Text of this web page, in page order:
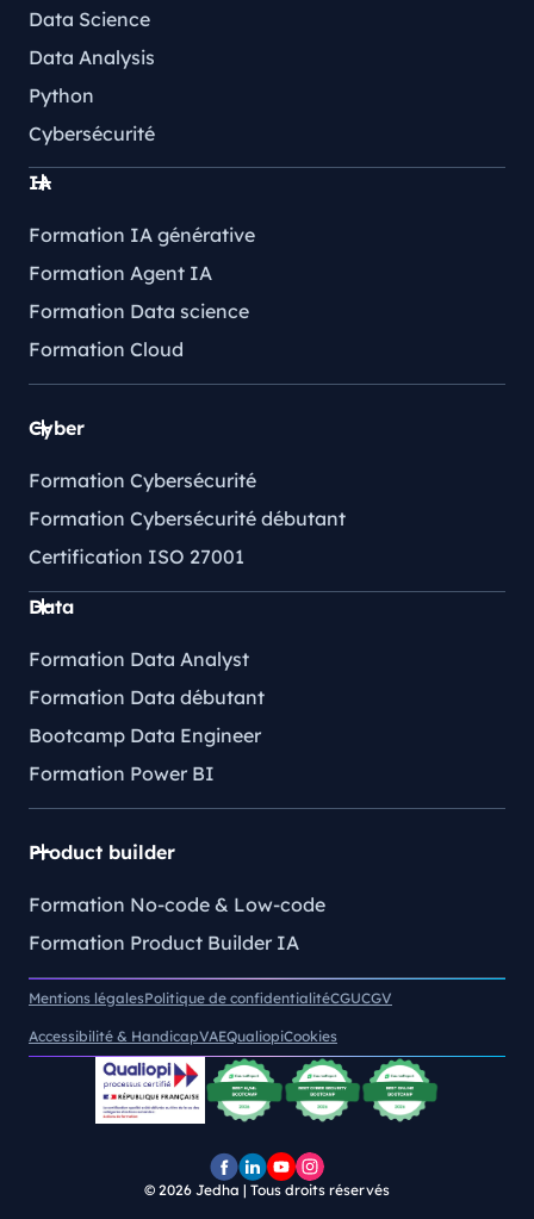
Data Science
Data Analysis
Python
Cybersécurité
IA
Formation IA générative
Formation Agent IA
Formation Data science
Formation Cloud
Cyber
Formation Cybersécurité
Formation Cybersécurité débutant
Certification ISO 27001
Data
Formation Data Analyst
Formation Data débutant
Bootcamp Data Engineer
Formation Power BI
Product builder
Formation No-code & Low-code
Formation Product Builder IA
Mentions légalesPolitique de confidentialitéCGUCGV
Accessibilité & HandicapVAEQualiopiCookies
PagePageChaîne
Pofil
© 2026 Jedha | Tous droits réservés